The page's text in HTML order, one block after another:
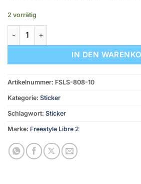
2 vorrätig
Freestyle Libre Sticker - 10er Set
IN DEN
Artikelnummer: FSLS-808-10
Kategorie: Sticker
Schlagwort: Sticker
Marke: Freestyle Libre 2